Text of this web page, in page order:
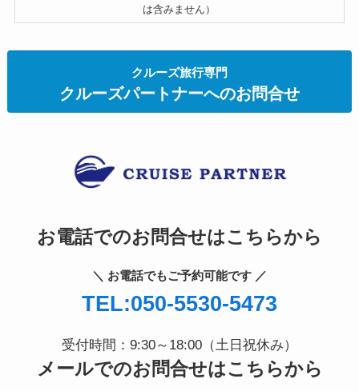
は含みません）
クルーズ旅行専門
クルーズパートナーへのお問合せ
お電話でのお問合せはこちらから
＼ お電話でもご予約可能です ／
TEL:050-5530-5473
受付時間：9:30～18:00（土日祝休み）
メールでのお問合せはこちらから